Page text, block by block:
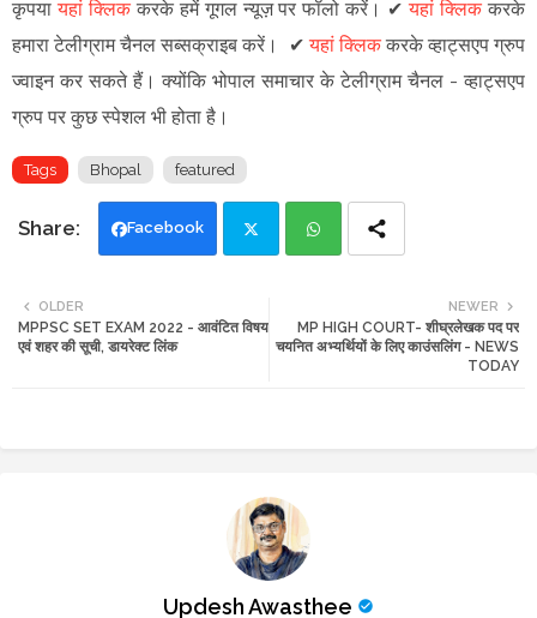
कृपयायहां क्लिककरके हमें गूगल न्यूज़ पर फॉलो करें । ✔यहां क्लिककरके
हमारा टेलीग्राम चैनल सब्सक्राइब करें।
✔यहां क्लिककरके व्हाट्सएप ग्रुप
ज्वाइन कर सकते हैं। क्योंकि भोपाल समाचार के टेलीग्राम चैनल - व्हाट्सएप
ग्रुप पर कुछ स्पेशल भी होता है।
Tags Bhopal featured
Facebook
tte ats
NEWER
MP HIGH COURT- शीघ्रलेखक पद पर
चयनित अभ्यर्थियों के लिए काउंसलिंग - NEWS
TODAY
OLDER
MPPSC SET EXAM 2022 - आवंटित विषय
एवं शहर की सूची, डायरेक्ट लिंक
Updesh Awasthee